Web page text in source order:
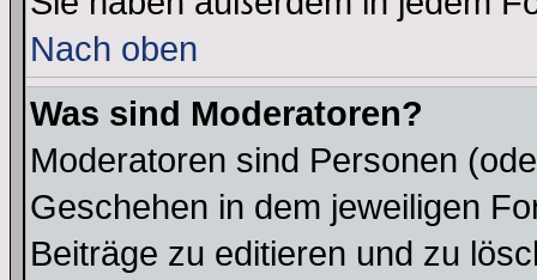
Nach oben
Was sind Moderatoren?
Moderatoren sind Personen
Geschehen in dem jeweiligen
Beiträge zu editieren und zu